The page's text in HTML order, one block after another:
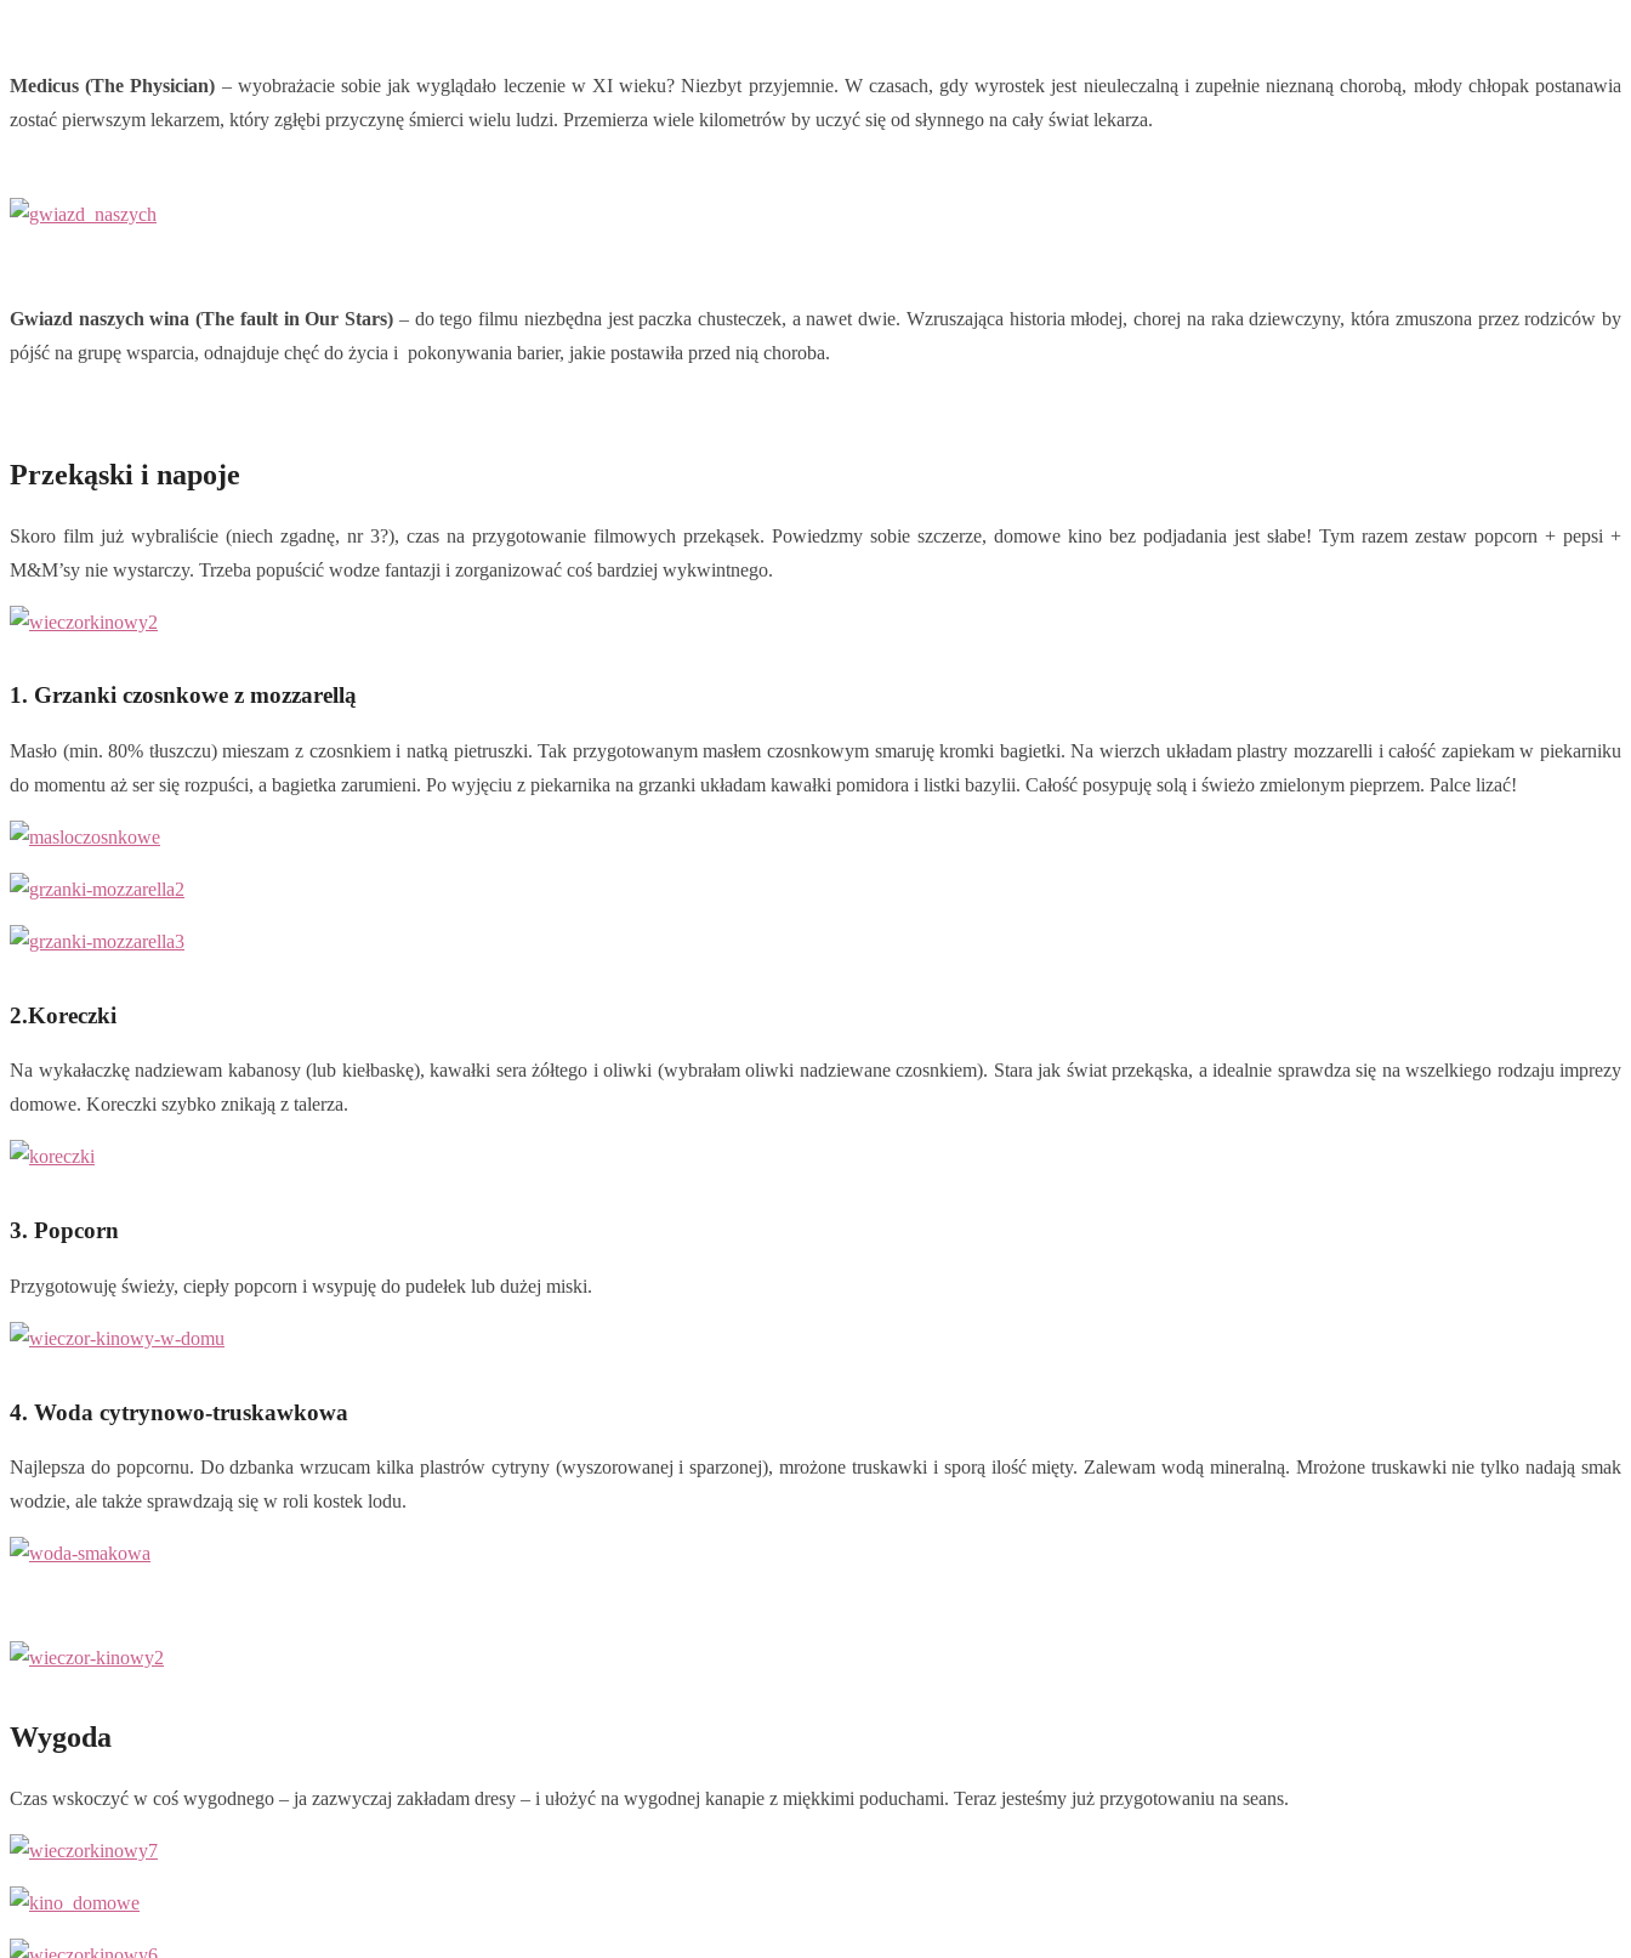
Medicus (The Physician) – wyobrażacie sobie jak wyglądało leczenie w XI wieku? Niezbyt przyjemnie. W czasach, gdy wyrostek jest nieuleczalną i zupełnie nieznaną chorobą, młody chłopak postanawia
zostać pierwszym lekarzem, który zgłębi przyczynę śmierci wielu ludzi. Przemierza wiele kilometrów by uczyć się od słynnego na cały świat lekarza.
Gwiazd naszych wina (The fault in Our Stars) – do tego filmu niezbędna jest paczka chusteczek, a nawet dwie. Wzruszająca historia młodej, chorej na raka dziewczyny, która zmuszona przez rodziców by
pójść na grupę wsparcia, odnajduje chęć do życia i pokonywania barier, jakie postawiła przed nią choroba.
Przekąski i napoje
Skoro film już wybraliście (niech zgadnę, nr 3?), czas na przygotowanie filmowych przekąsek. Powiedzmy sobie szczerze, domowe kino bez podjadania jest słabe! Tym razem zestaw popcorn + pepsi +
M&M’sy nie wystarczy. Trzeba popuścić wodze fantazji i zorganizować coś bardziej wykwintnego.
1. Grzanki czosnkowe z mozzarellą
Masło (min. 80% tłuszczu) mieszam z czosnkiem i natką pietruszki. Tak przygotowanym masłem czosnkowym smaruję kromki bagietki. Na wierzch układam plastry mozzarelli i całość zapiekam w piekarniku
do momentu aż ser się rozpuści, a bagietka zarumieni. Po wyjęciu z piekarnika na grzanki układam kawałki pomidora i listki bazylii. Całość posypuję solą i świeżo zmielonym pieprzem. Palce lizać!
2.Koreczki
Na wykałaczkę nadziewam kabanosy (lub kiełbaskę), kawałki sera żółtego i oliwki (wybrałam oliwki nadziewane czosnkiem). Stara jak świat przekąska, a idealnie sprawdza się na wszelkiego rodzaju imprezy
domowe. Koreczki szybko znikają z talerza.
3. Popcorn
Przygotowuję świeży, ciepły popcorn i wsypuję do pudełek lub dużej miski.
4. Woda cytrynowo-truskawkowa
Najlepsza do popcornu. Do dzbanka wrzucam kilka plastrów cytryny (wyszorowanej i sparzonej), mrożone truskawki i sporą ilość mięty. Zalewam wodą mineralną. Mrożone truskawki nie tylko nadają smak
wodzie, ale także sprawdzają się w roli kostek lodu.
Wygoda
Czas wskoczyć w coś wygodnego – ja zazwyczaj zakładam dresy – i ułożyć na wygodnej kanapie z miękkimi poduchami. Teraz jesteśmy już przygotowaniu na seans.